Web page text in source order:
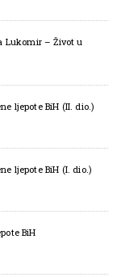
Lukomir – Život u
ljepote BiH (II. dio.)
ljepote BiH (I. dio.)
BiH